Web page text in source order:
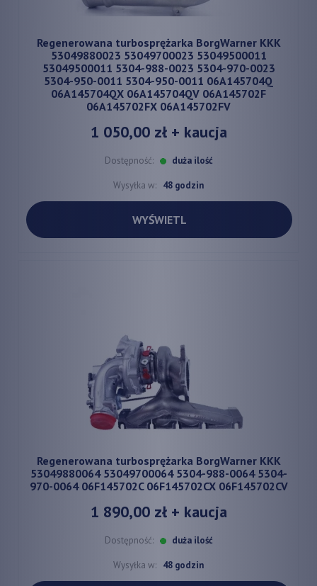
Regenerowana turbosprężarka BorgWarner KKK
53049880023 53049700023 53049500011
53049500011 5304-988-0023 5304-970-0023
5304-950-0011 5304-950-0011 06A145704Q
06A145704QX 06A145704QV 06A145702F
06A145702FX 06A145702FV
1 050,00 zł+ kaucja
Dostępność: duża ilość
Wysyłka w: 48 godzin
WYŚWIETL
Regenerowana turbosprężarka BorgWarner KKK
53049880064 53049700064 5304-988-0064 5304-
970-0064 06F145702C 06F145702CX 06F145702CV
1 890,00 zł+ kaucja
Dostępność: duża ilość
Wysyłka w: 48 godzin